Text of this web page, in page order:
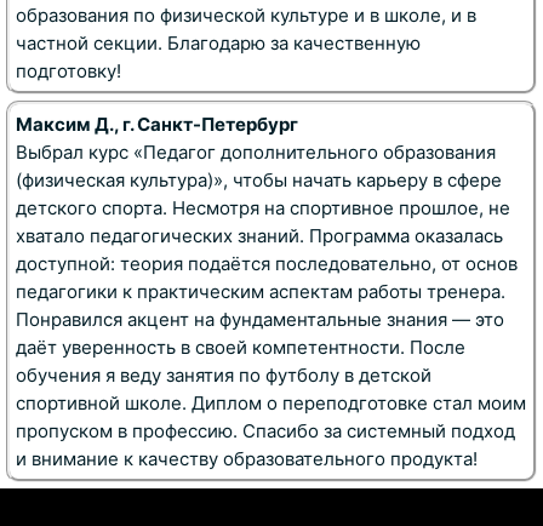
образования по физической культуре и в школе, и в
частной секции. Благодарю за качественную
подготовку!
Максим Д., г. Санкт-Петербург
Выбрал курс «Педагог дополнительного образования
(физическая культура)», чтобы начать карьеру в сфере
детского спорта. Несмотря на спортивное прошлое, не
хватало педагогических знаний. Программа оказалась
доступной: теория подаётся последовательно, от основ
педагогики к практическим аспектам работы тренера.
Понравился акцент на фундаментальные знания — это
даёт уверенность в своей компетентности. После
обучения я веду занятия по футболу в детской
спортивной школе. Диплом о переподготовке стал моим
пропуском в профессию. Спасибо за системный подход
и внимание к качеству образовательного продукта!